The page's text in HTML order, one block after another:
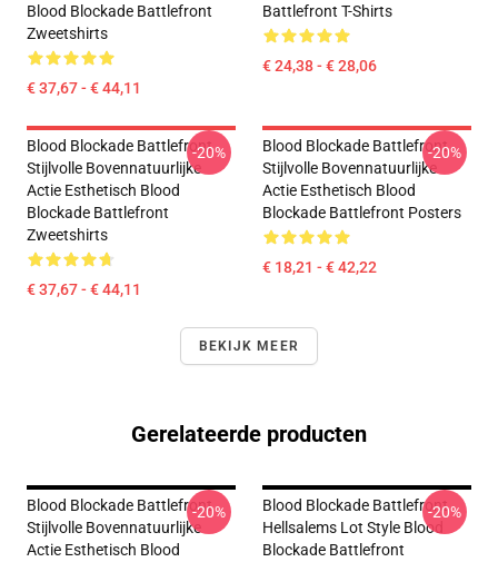
Blood Blockade Battlefront
Zweetshirts
€ 37,67 - € 44,11
Battlefront T-Shirts
€ 24,38 - € 28,06
Blood Blockade Battlefront
Stijlvolle Bovennatuurlijke
Actie Esthetisch Blood
Blockade Battlefront
Zweetshirts
€ 37,67 - € 44,11
-20%
Blood Blockade Battlefront
Stijlvolle Bovennatuurlijke
Actie Esthetisch Blood
Blockade Battlefront Posters
€ 18,21 - € 42,22
-20%
BEKIJK MEER
Gerelateerde producten
Blood Blockade Battlefront
Stijlvolle Bovennatuurlijke
Actie Esthetisch Blood
-20%
Blood Blockade Battlefront
Hellsalems Lot Style Blood
Blockade Battlefront
-20%